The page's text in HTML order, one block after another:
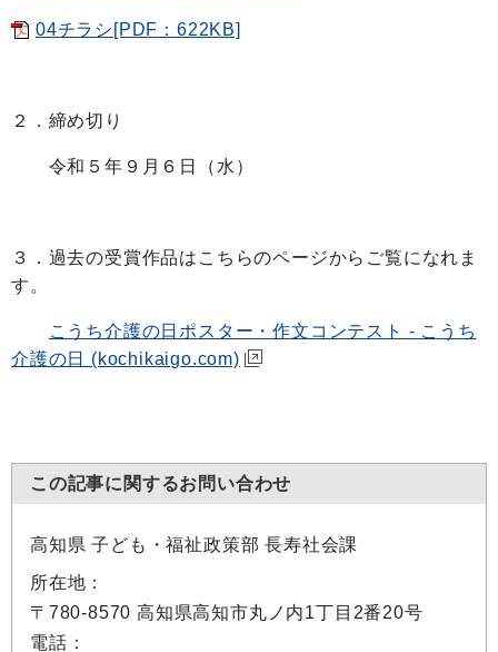
04チラシ[PDF：622KB]
２．締め切り
令和５年９月６日（水）
３．過去の受賞作品はこちらのページからご覧になれま
す。
こうち介護の日ポスター・作文コンテスト - こうち
介護の日 (kochikaigo.com)
この記事に関するお問い合わせ
高知県 子ども・福祉政策部 長寿社会課
所在地：
〒780-8570 高知県高知市丸ノ内1丁目2番20号
電話：